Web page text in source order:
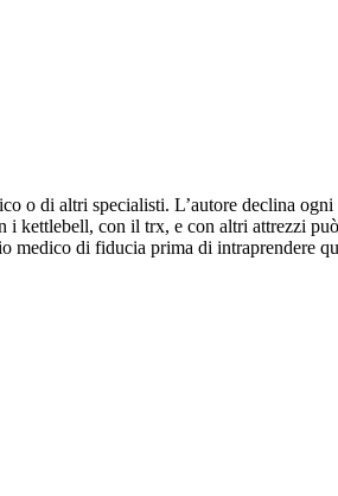
o di altri specialisti. L’autore declina
kettlebell, con il trx, e con altri attrezzi
di fiducia prima di intraprendere